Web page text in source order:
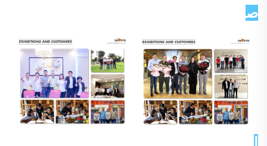
صورة العميل